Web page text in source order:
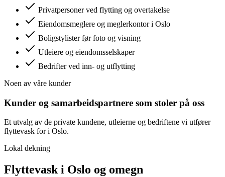
Privatpersoner ved flytting og overtakelse
Eiendomsmeglere og meglerkontor i Oslo
Boligstylister før foto og visning
Utleiere og eiendomsselskaper
Bedrifter ved inn- og utflytting
Noen av våre kunder
Kunder og samarbeidspartnere som stoler på oss
Et utvalg av de private kundene, utleierne og bedriftene vi utfører
flyttevask for i Oslo.
Lokal dekning
Flyttevask i Oslo og omegn